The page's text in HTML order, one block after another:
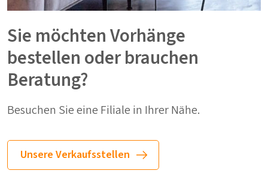
Sie möchten Vorhänge
bestellen oder brauchen
Beratung?
Besuchen Sie eine Filiale in Ihrer Nähe.
Unsere Verkaufsstellen